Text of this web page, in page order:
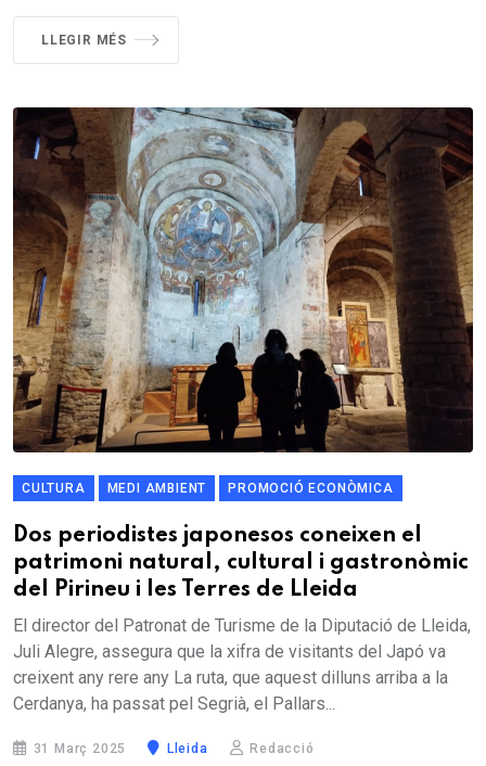
LLEGIR MÉS
CULTURA MEDI AMBIENT PROMOCIÓ ECONÒMICA
Dos periodistes japonesos coneixen el
patrimoni natural, cultural i gastronòmic
del Pirineu i les Terres de Lleida
El director del Patronat de Turisme de la Diputació de Lleida,
Juli Alegre, assegura que la xifra de visitants del Japó va
creixent any rere any La ruta, que aquest dilluns arriba a la
Cerdanya, ha passat pel Segrià, el Pallars...
31 Març 2025 Lleida Redacció